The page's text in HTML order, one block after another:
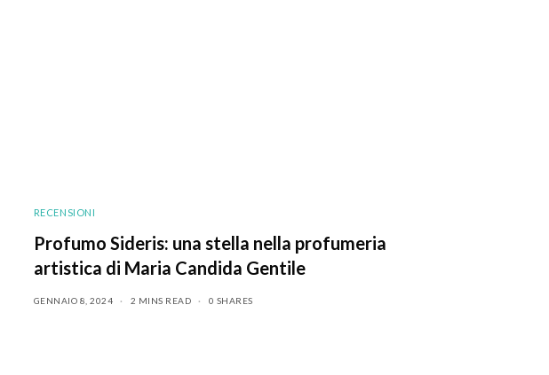
RECENSIONI
Profumo Sideris: una stella nella profumeria
artistica di Maria Candida Gentile
GENNAIO 8, 2024 2 MINS READ 0 SHARES